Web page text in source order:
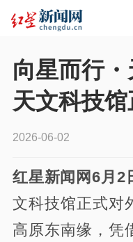
向星而行
天文科技馆
2026-06-02
红星新闻网6月2
文科技馆正式对
高原东南缘，凭